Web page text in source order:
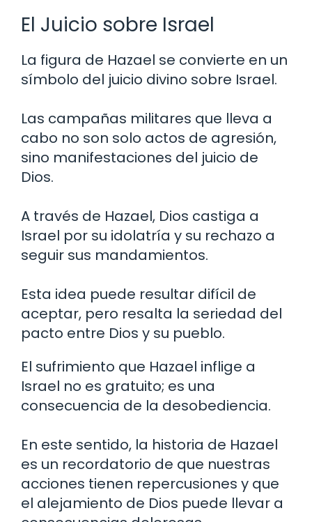
El Juicio sobre Israel
La figura de Hazael se convierte en un
símbolo del juicio divino sobre Israel.
Las campañas militares que lleva a
cabo no son solo actos de agresión,
sino manifestaciones del juicio de
Dios.
A través de Hazael, Dios castiga a
Israel por su idolatría y su rechazo a
seguir sus mandamientos.
Esta idea puede resultar difícil de
aceptar, pero resalta la seriedad del
pacto entre Dios y su pueblo.
El sufrimiento que Hazael inflige a
Israel no es gratuito; es una
consecuencia de la desobediencia.
En este sentido, la historia de Hazael
es un recordatorio de que nuestras
acciones tienen repercusiones y que
el alejamiento de Dios puede llevar a